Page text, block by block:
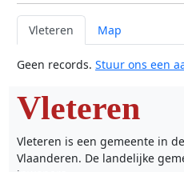
Vleteren Map
Geen records. Stuur ons een
Vleteren
Vleteren is een gemeente in
Vlaanderen. De landelijke